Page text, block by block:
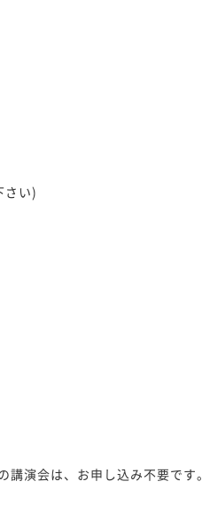
さい)
演会は、お申し込み不要です。